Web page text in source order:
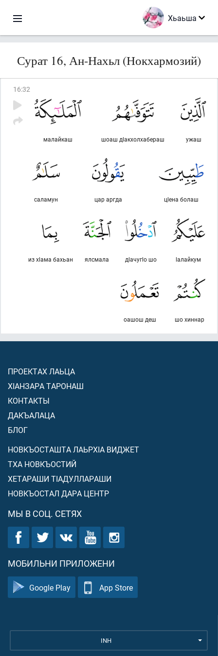
Хьаьша
Сурат 16, Ан-Нахьл (Нокхармозий)
16:32
ужаш
шоаш дlакхолхабераш
малайкаш
цlена болаш
цар аргда
саламун
lалайкум
дlачугlо шо
ялсмала
из хlама бахьан
шо хиннар
оашош деш
ПРОЕКТАХ ЛАЬЦА
ХIАНЗАРА ТАРОНАШ
КОНТАКТЫ
ДАКЪАЛАЦА
БЛОГ
НОВКЪОСТАШТА ЛАЬРХIА ВИДЖЕТ
ТХА НОВКЪОСТИЙ
ХЕТАРАШИ ТIАДУЛЛАРАШИ
НОВКЪОСТАЛ ДАРА ЦЕНТР
МЫ В СОЦ. СЕТЯХ
МОБИЛЬНИ ПРИЛОЖЕНИ
Google Play App Store
INH